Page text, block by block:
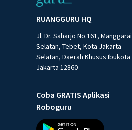
RUANGGURU HQ
Jl. Dr. Saharjo No.161, Manggarai
Selatan, Tebet, Kota Jakarta
Selatan, Daerah Khusus Ibukota
Jakarta 12860
Coba GRATIS Aplikasi
Roboguru